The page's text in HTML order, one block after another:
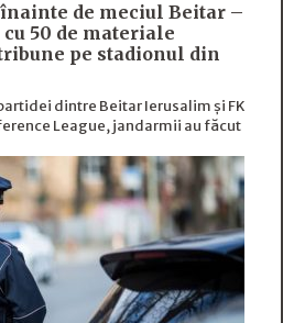
de meciul Beitar –
50 de materiale
pe stadionul din
dintre Beitar Ierusalim și FK
League, jandarmii au făcut